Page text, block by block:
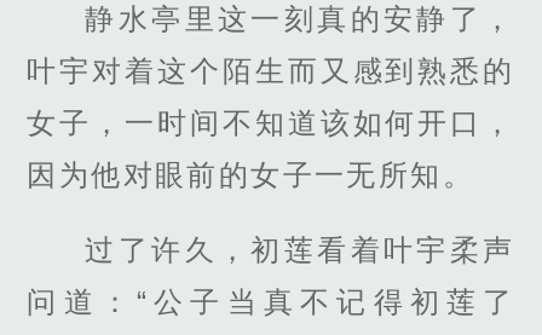
静水亭里这一刻真的安静了，
叶宇对着这个陌生而又感到熟悉的
女子，一时间不知道该如何开口，
因为他对眼前的女子一无所知。
过了许久，初莲看着叶宇柔声
问道：“公子当真不记得初莲了